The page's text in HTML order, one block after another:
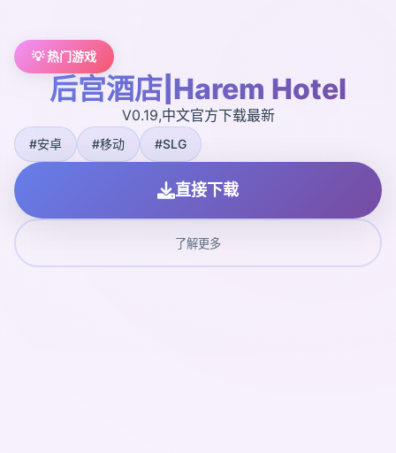
💡 热门游戏
后宫酒店|Harem Hotel
V0.19,中文官方下载最新
#安卓 #移动 #SLG
直接下载
了解更多